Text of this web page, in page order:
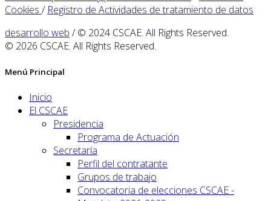
Cookies / Registro de Actividades de tratamiento de datos
desarrollo web / © 2024 CSCAE. All Rights Reserved.
© 2026 CSCAE. All Rights Reserved.
Menú Principal
Inicio
El CSCAE
Presidencia
Programa de Actuación
Secretaría
Perfil del contratante
Grupos de trabajo
Convocatoria de elecciones CSCAE -